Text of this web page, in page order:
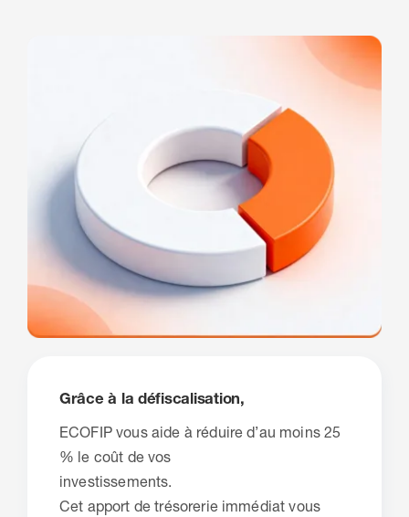
Grâce à la défiscalisation,
ECOFIP vous aide à réduire d’au moins 25
% le coût de vos
investissements.
Cet apport de trésorerie immédiat vous